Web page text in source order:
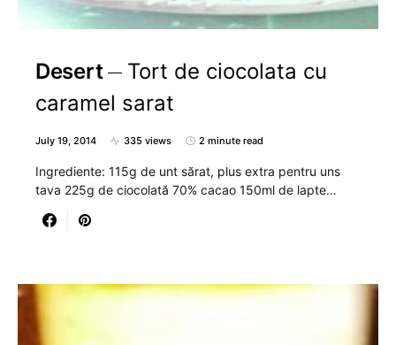
Desert
Tort de ciocolata cu
caramel sarat
July 19, 2014 335 views 2 minute read
Ingrediente: 115g de unt sărat, plus extra pentru uns
tava 225g de ciocolată 70% cacao 150ml de lapte…